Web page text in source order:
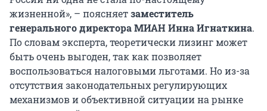
жизненной», – поясняетзаместитель
генерального директора МИАН Инна Игнаткина.
По словам эксперта, теоретически лизинг может
быть очень выгоден, так как позволяет
воспользоваться налоговыми льготами. Но из-за
отсутствия законодательных регулирующих
механизмов и объективной ситуации на рынке